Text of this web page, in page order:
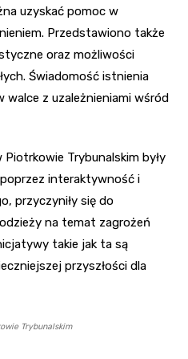
uzyskać pomoc w
Przedstawiono także
oraz możliwości
Świadomość istnienia
z uzależnieniami wśród
Trybunalskim były
interaktywność i
przyczyniły się do
na temat zagrożeń
takie jak ta są
przyszłości dla
Trybunalskim